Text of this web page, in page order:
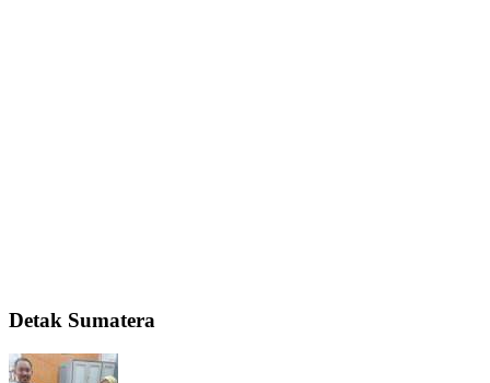
Detak Sumatera